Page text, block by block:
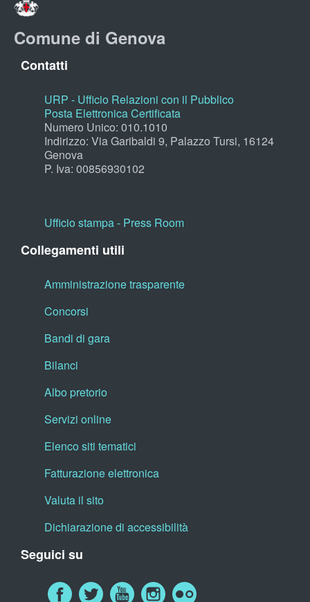
Comune di Genova
Contatti
URP - Ufficio Relazioni con il Pubblico
Posta Elettronica Certificata
Numero Unico: 010.1010
Indirizzo: Via Garibaldi 9, Palazzo Tursi, 16124
Genova
P. Iva: 00856930102
Ufficio stampa - Press Room
Collegamenti utili
Amministrazione trasparente
Concorsi
Bandi di gara
Bilanci
Albo pretorio
Servizi online
Elenco siti tematici
Fatturazione elettronica
Valuta il sito
Dichiarazione di accessibilità
Seguici su